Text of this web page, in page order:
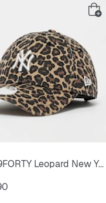
Female 9FORTY Leopard New York Yankees